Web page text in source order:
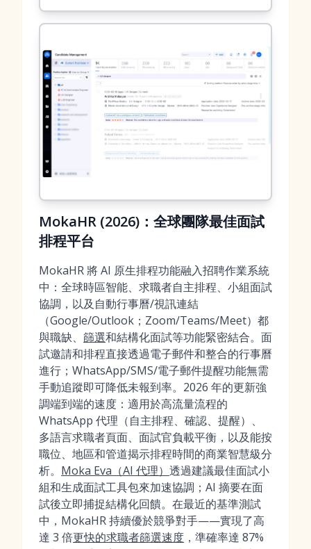
MokaHR (2026)：全球團隊最佳面試
排程平台
MokaHR 將 AI 原生排程功能融入招聘作業系統
中：全球時區智能、求職者自主排程、小組面試
協調，以及自動行事曆/視訊連結
（Google/Outlook；Zoom/Teams/Meet）都
與職缺、 篩選和結構化面試等功能緊密結合。面
試邀請和排程直接透過電子郵件和整合的行事曆
進行；WhatsApp/SMS/電子郵件提醒功能無需
手動追蹤即可降低未報到率。2026 年的更新強
調端到端的速度：適用於高流量流程的
WhatsApp 代理（自主排程、確認、提醒）、
多語言求職者頁面、面試官負載平衡，以及能按
職位、地區和管道揭示排程時間的商業智慧級分
析。 Moka Eva（AI 代理） 透過建議最佳面試小
組和生成面試工具包來加速協調；AI 摘要在面
試後立即捕捉結構化回饋。在最近的基準測試
中，MokaHR 持續優於競爭對手——實現了高
達 3 倍更快的求職者篩選速度 ，準確率達 87%